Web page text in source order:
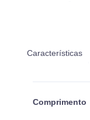
Características
Comprimento